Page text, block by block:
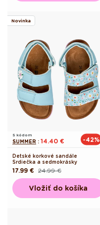
Novinka
S kódom
SUMMER : 14.40 € -42%
Detské korkové sandále
Srdiečka a sedmokrásky
Pôvodná
cena
24.99 €
Akciová
cena
17.99 €
Vložiť do košíka